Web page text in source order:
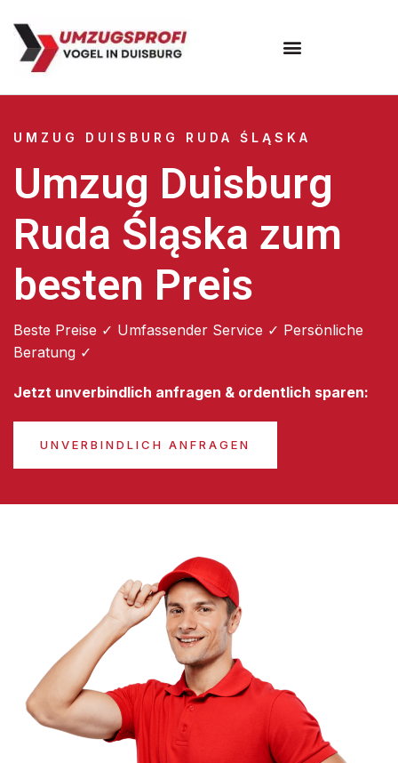
UMZUG DUISBURG RUDA ŚLĄSKA
Umzug Duisburg
Ruda Śląska zum
besten Preis
Beste Preise ✓ Umfassender Service ✓ Persönliche
Beratung ✓
Jetzt unverbindlich anfragen & ordentlich sparen:
UNVERBINDLICH ANFRAGEN